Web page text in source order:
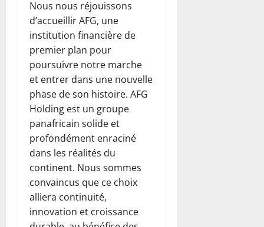
Nous nous réjouissons
d’accueillir AFG, une
institution financière de
premier plan pour
poursuivre notre marche
et entrer dans une nouvelle
phase de son histoire. AFG
Holding est un groupe
panafricain solide et
profondément enraciné
dans les réalités du
continent. Nous sommes
convaincus que ce choix
alliera continuité,
innovation et croissance